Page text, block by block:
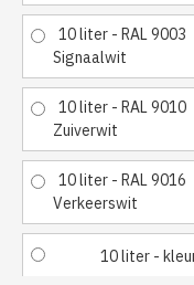
10 liter - RAL 9003
Signaalwit
10 liter - RAL 9010
Zuiverwit
10 liter - RAL 9016
Verkeerswit
10 liter -